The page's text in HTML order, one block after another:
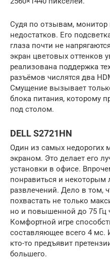
Судя по отзывам, монитор
недостатков. Его
глаза почти не
экран цветовых оттенков
реализована поддержка
разъёмов числятся два
Смущение вызывает
блока питания, которому
под столом.
DELL S2721HN
Один из самых
экраном. Это делает его
установки в офисе.
понравиться и
развлечений. Дело в том,
похвастать не только
но и повышенной до 75 Гц
Комфортной игре
составляющее всего 4
кто-то предъявит
большего.